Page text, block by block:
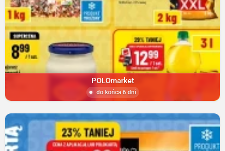
POLOmarket
do końca 6 dni